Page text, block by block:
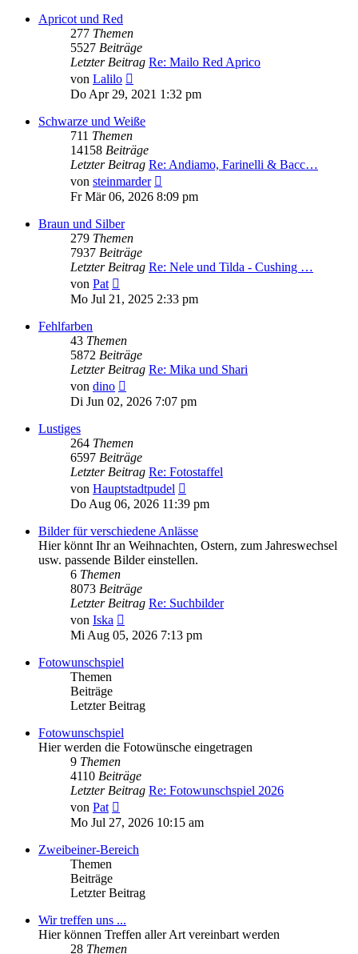
Apricot und Red
277 Themen
5527 Beiträge
Letzter Beitrag Re: Mailo Red Aprico
von Lalilo
Beitrag
Do Apr 29, 2021 1:32 pm
Schwarze und Weiße
711 Themen
14158 Beiträge
Letzter Beitrag Re: Andiamo, Farinelli & Bacc…
von steinmarder
Beitrag
Fr Mär 06, 2026 8:09 pm
Braun und Silber
279 Themen
7937 Beiträge
Letzter Beitrag Re: Nele und Tilda - Cushing …
von Pat
Beitrag
Mo Jul 21, 2025 2:33 pm
Fehlfarben
43 Themen
5872 Beiträge
Letzter Beitrag Re: Mika und Shari
von dino
Beitrag
Di Jun 02, 2026 7:07 pm
Lustiges
264 Themen
6597 Beiträge
Letzter Beitrag Re: Fotostaffel
von Hauptstadtpudel
Beitrag
Do Aug 06, 2026 11:39 pm
Bilder für verschiedene Anlässe
Hier könnt Ihr an Weihnachten, Ostern, zum Jahreswechsel
usw. passende Bilder einstellen.
6 Themen
8073 Beiträge
Letzter Beitrag Re: Suchbilder
von Iska
Beitrag
Mi Aug 05, 2026 7:13 pm
Fotowunschspiel
Themen
Beiträge
Letzter Beitrag
Fotowunschspiel
Hier werden die Fotowünsche eingetragen
9 Themen
4110 Beiträge
Letzter Beitrag Re: Fotowunschspiel 2026
von Pat
Beitrag
Mo Jul 27, 2026 10:15 am
Zweibeiner-Bereich
Themen
Beiträge
Letzter Beitrag
Wir treffen uns ...
Hier können Treffen aller Art vereinbart werden
28 Themen